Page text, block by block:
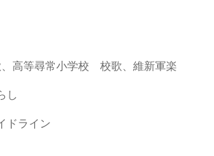
、高等尋常小学校 校歌、維新軍楽
し
ドライン